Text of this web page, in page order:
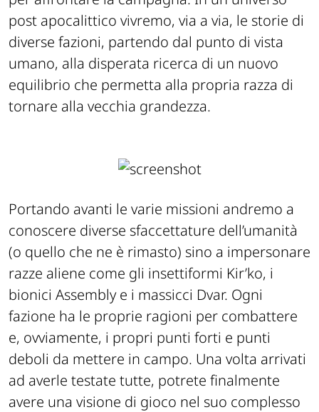
post apocalittico vivremo, via a via, le storie di
diverse fazioni, partendo dal punto di vista
umano, alla disperata ricerca di un nuovo
equilibrio che permetta alla propria razza di
tornare alla vecchia grandezza.
Portando avanti le varie missioni andremo a
conoscere diverse sfaccettature dell’umanità
(o quello che ne è rimasto) sino a impersonare
razze aliene come gli insettiformi Kir’ko, i
bionici Assembly e i massicci Dvar. Ogni
fazione ha le proprie ragioni per combattere
e, ovviamente, i propri punti forti e punti
deboli da mettere in campo. Una volta arrivati
ad averle testate tutte, potrete finalmente
avere una visione di gioco nel suo complesso